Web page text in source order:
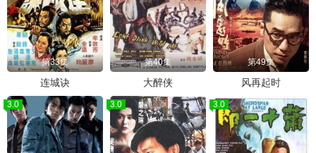
第33集
连城诀
第40集
大醉侠
第49集
风再起时
3.0 3.0 3.0